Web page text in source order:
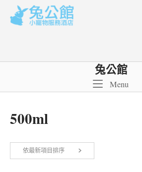
content
兔公館
MenuMenu
500ml
依最新項目排序